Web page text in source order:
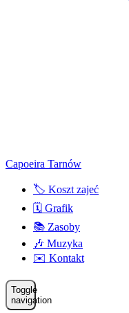
Capoeira Tarnów
🏷️ Koszt zajeć
🗓️ Grafik
📚 Zasoby
🎶 Muzyka
✉️ Kontakt
Toggle
navigation